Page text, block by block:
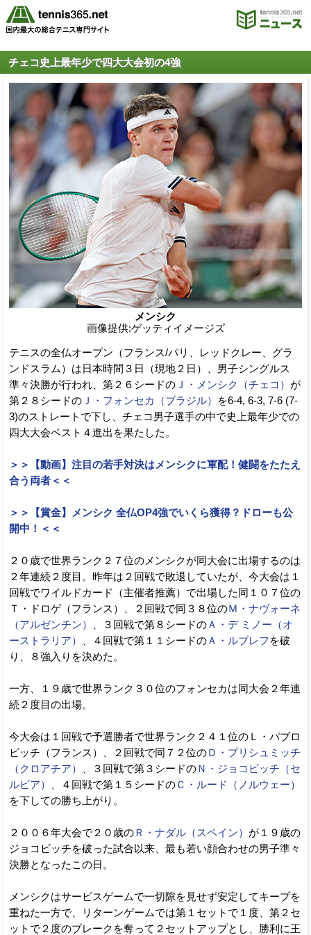
チェコ史上最年少で四大大会初の4強
メンシク
画像提供:ゲッティイメージズ
テニスの全仏オープン（フランス/パリ、レッドクレー、グラ
ンドスラム）は日本時間３日（現地２日）、男子シングルス
準々決勝が行われ、第２６シードの Ｊ・メンシク（チェコ） が
第２８シードの Ｊ・フォンセカ（ブラジル）
を6-4, 6-3, 7-6 (7-
3)のストレートで下し、チェコ男子選手の中で史上最年少での
四大大会ベスト４進出を果たした。
＞＞【動画】注目の若手対決はメンシクに軍配！健闘をたたえ
合う両者＜＜
＞＞【賞金】メンシク 全仏OP4強でいくら獲得？ドローも公
開中！＜＜
２０歳で世界ランク２７位のメンシクが同大会に出場するのは
２年連続２度目。昨年は２回戦で敗退していたが、今大会は１
回戦でワイルドカード（主催者推薦）で出場した同１０７位の
Ｔ・ドロゲ（フランス）、２回戦で同３８位のＭ・ナヴォーネ
（アルゼンチン）
、３回戦で第８シードのＡ・デ ミノー（オ
ーストラリア）
、４回戦で第１１シードのＡ・ルブレフ を破
り、８強入りを決めた。
一方、１９歳で世界ランク３０位のフォンセカは同大会２年連
続２度目の出場。
今大会は１回戦で予選勝者で世界ランク２４１位のＬ・パブロ
ビッチ（フランス）、２回戦で同７２位のＤ・プリシュミッチ
（クロアチア）
、３回戦で第３シードのＮ・ジョコビッチ（セ
ルビア）
、４回戦で第１５シードのＣ・ルード（ノルウェー）
を下しての勝ち上がり。
２００６年大会で２０歳のＲ・ナダル（スペイン） が１９歳の
ジョコビッチを破った試合以来、最も若い顔合わせの男子準々
決勝となったこの日。
メンシクはサービスゲームで一切隙を見せず安定してキープを
重ねた一方で、リターンゲームでは第１セットで１度、第２セ
ットで２度のブレークを奪って２セットアップとし、勝利に王